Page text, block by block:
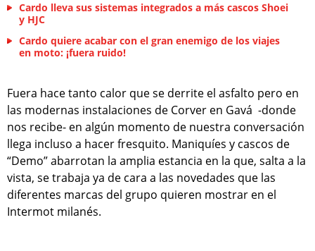
Cardo lleva sus sistemas integrados a más cascos Shoei
y HJC
Cardo quiere acabar con el gran enemigo de los viajes
en moto: ¡fuera ruido!
Fuera hace tanto calor que se derrite el asfalto pero en
las modernas instalaciones de Corver en Gavá -donde
nos recibe- en algún momento de nuestra conversación
llega incluso a hacer fresquito. Maniquíes y cascos de
“Demo” abarrotan la amplia estancia en la que, salta a la
vista, se trabaja ya de cara a las novedades que las
diferentes marcas del grupo quieren mostrar en el
Intermot milanés.